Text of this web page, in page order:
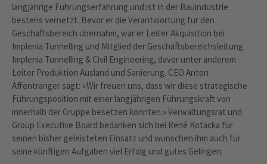
langjährige Führungserfahrung und ist in der Bauindustrie
bestens vernetzt. Bevor er die Verantwortung für den
Geschäftsbereich übernahm, war er Leiter Akquisition bei
Implenia Tunnelling und Mitglied der Geschäftsbereichsleitung
Implenia Tunnelling & Civil Engineering, davor unter anderem
Leiter Produktion Ausland und Sanierung. CEO Anton
Affentranger sagt: «Wir freuen uns, dass wir diese strategische
Führungsposition mit einer langjährigen Führungskraft von
innerhalb der Gruppe besetzen konnten.» Verwaltungsrat und
Group Executive Board bedanken sich bei René Kotacka für
seinen bisher geleisteten Einsatz und wünschen ihm auch für
seine künftigen Aufgaben viel Erfolg und gutes Gelingen.